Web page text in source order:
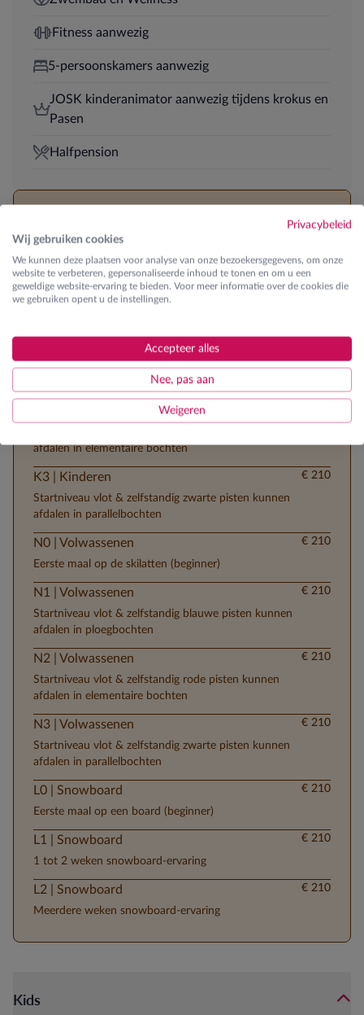
Privacybeleid
Wij gebruiken cookies
We kunnen deze plaatsen voor analyse van onze bezoekersgegevens, om onze
website te verbeteren, gepersonaliseerde inhoud te tonen en om u een
geweldige website-ervaring te bieden. Voor meer informatie over de cookies die
we gebruiken opent u de instellingen.
Accepteer alles
Nee, pas aan
Weigeren
Fitness aanwezig
5-persoonskamers aanwezig
JOSK kinderanimator aanwezig tijdens krokus en
Pasen
Halfpension
Ontdek de verschillende lesgroepen
K0 | Kinderen
Startniveau vlot & zelfstandig blauwe pisten kunnen
afdalen in ploegbochten
afdalen in elementaire bochten
K3 | Kinderen
Startniveau vlot & zelfstandig zwarte pisten kunnen
afdalen in parallelbochten
€ 210
N0 | Volwassenen
Eerste maal op de skilatten (beginner)
€ 210
N1 | Volwassenen
Startniveau vlot & zelfstandig blauwe pisten kunnen
afdalen in ploegbochten
€ 210
N2 | Volwassenen
Startniveau vlot & zelfstandig rode pisten kunnen
afdalen in elementaire bochten
€ 210
N3 | Volwassenen
Startniveau vlot & zelfstandig zwarte pisten kunnen
afdalen in parallelbochten
€ 210
L0 | Snowboard
Eerste maal op een board (beginner)
€ 210
L1 | Snowboard
1 tot 2 weken snowboard-ervaring
€ 210
L2 | Snowboard
Meerdere weken snowboard-ervaring
€ 210
Kids